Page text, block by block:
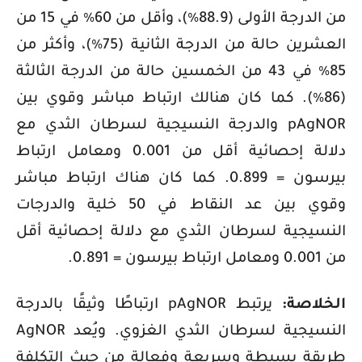
من الدرجة الأولى (88.9٪)، وأقل من 60٪ في 15 من
العشرين حالة من الدرجة الثانية (75٪)، وأكثر من
85٪ في 43 من الخمسين حالة من الدرجة الثالثة
(86٪). كما كان هنالك ارتباط مباشر وقوي بين
pAgNOR والدرجة النسيجية لسرطان الثدي مع
دلالة إحصائية أقل من 0.001 ومعامل ارتباط
بيرسون = 0.899. كما كان هناك ارتباط مباشر
وقوي بين عد النقاط في 50 خلية والدرجات
النسيجية لسرطان الثدي مع دلالة إحصائية أقل
من 0.001 ومعامل ارتباط بيرسون = 0.891.
الخلاصة: يرتبط pAgNOR ارتباطًا وثيقًا بالدرجة
النسيجية لسرطان الثدي الغزوي. ويُعد AgNOR
طريقة بسيطة وسريعة وفعالة من حيث التكلفة